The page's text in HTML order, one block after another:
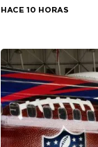
HACE 10 HORAS